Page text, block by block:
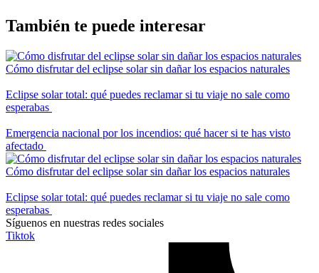
También te puede interesar
Cómo disfrutar del eclipse solar sin dañar los espacios naturales
Eclipse solar total: qué puedes reclamar si tu viaje no sale como
esperabas
Emergencia nacional por los incendios: qué hacer si te has visto
afectado
Cómo disfrutar del eclipse solar sin dañar los espacios naturales
Eclipse solar total: qué puedes reclamar si tu viaje no sale como
esperabas
Síguenos en nuestras redes sociales
Tiktok